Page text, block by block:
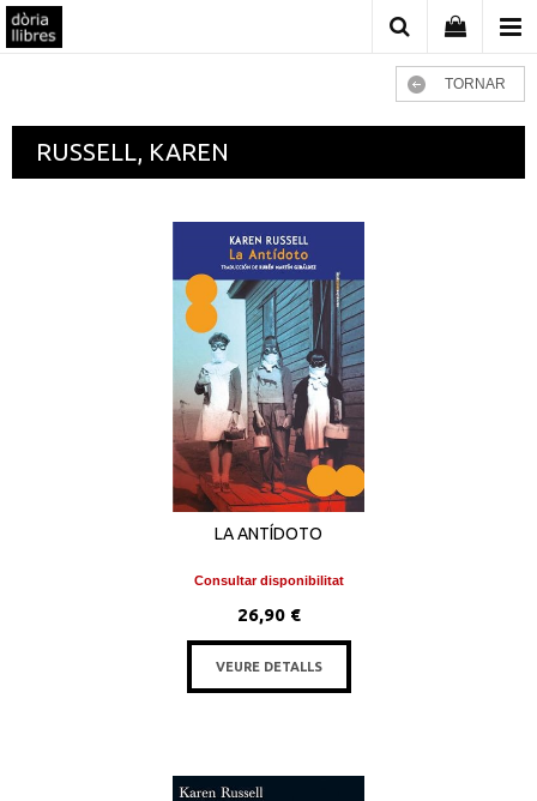
TORNAR
RUSSELL, KAREN
LA ANTÍDOTO
Consultar disponibilitat
26,90 €
VEURE DETALLS